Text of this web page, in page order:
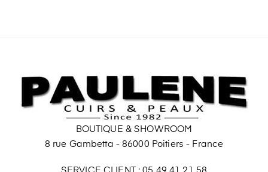
BOUTIQUE & SHOWROOM
8 rue Gambetta - 86000 Poitiers - France